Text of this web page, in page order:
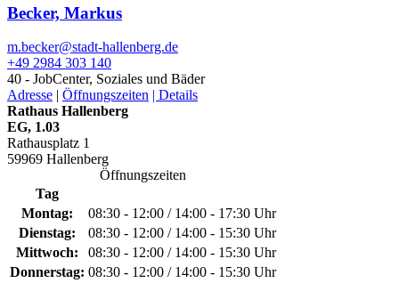
Becker, Markus
m.becker@­stadt-hallenberg.de
+49 2984 303 140
40 - JobCenter, Soziales und Bäder
Adresse | Öffnungszeiten | Details
Rathaus Hallenberg
EG, 1.03
Rathausplatz 1
59969 Hallenberg
Öffnungszeiten
Tag
Montag:
08:30 - 12:00 / 14:00 - 17:30 Uhr
Dienstag:
08:30 - 12:00 / 14:00 - 15:30 Uhr
Mittwoch:
08:30 - 12:00 / 14:00 - 15:30 Uhr
Donnerstag: 08:30 - 12:00 / 14:00 - 15:30 Uhr